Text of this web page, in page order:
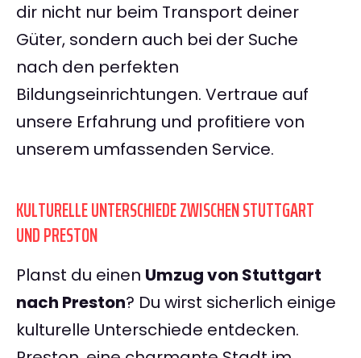
dir nicht nur beim Transport deiner
Güter, sondern auch bei der Suche
nach den perfekten
Bildungseinrichtungen. Vertraue auf
unsere Erfahrung und profitiere von
unserem umfassenden Service.
KULTURELLE UNTERSCHIEDE ZWISCHEN STUTTGART
UND PRESTON
Planst du einen Umzug von Stuttgart
nach Preston? Du wirst sicherlich einige
kulturelle Unterschiede entdecken.